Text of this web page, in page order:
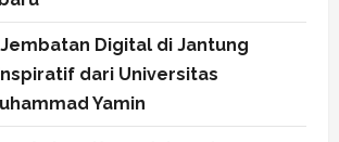
Digital di Jantung
dari Universitas
Yamin